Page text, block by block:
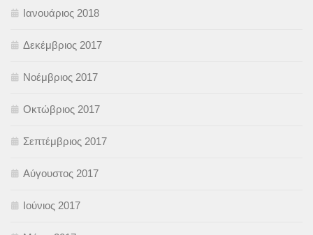
Ιανουάριος 2018
Δεκέμβριος 2017
Νοέμβριος 2017
Οκτώβριος 2017
Σεπτέμβριος 2017
Αύγουστος 2017
Ιούνιος 2017